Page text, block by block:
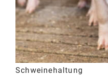
Schweinehaltung